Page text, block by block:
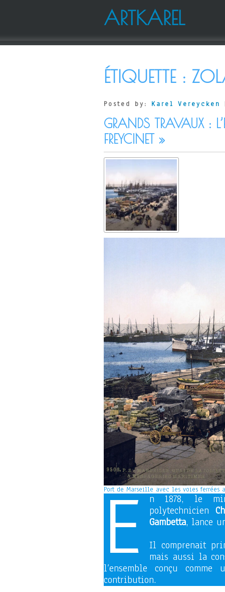
ARTKAREL
ÉTIQUETTE :
Posted by: Karel Vereycken
GRANDS TRAVAUX :
FREYCINET »
Port de Marseille avec les voies ferrées
E
n 1878, le
polytechnicien
Gambetta, lance
Il comprenait
mais aussi la
l’ensemble conçu
contribution.